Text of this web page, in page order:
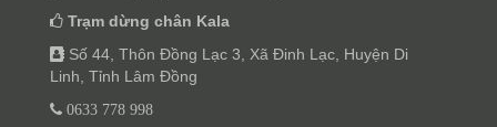
Trạm dừng chân Kala
Số 44, Thôn Đồng Lạc 3, Xã Đinh Lạc, Huyện Di
Linh, Tỉnh Lâm Đồng
0633 778 998